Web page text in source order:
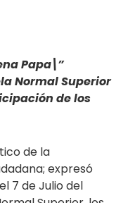
Papa\”
Normal Superior
de los
de la
expresó
7 de Julio del